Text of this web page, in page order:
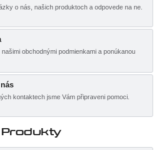
o nás, našich produktoch a odpovede na ne.
obchodnými podmienkami a ponúkanou
kontaktech jsme Vám připraveni pomoci.
Produkty